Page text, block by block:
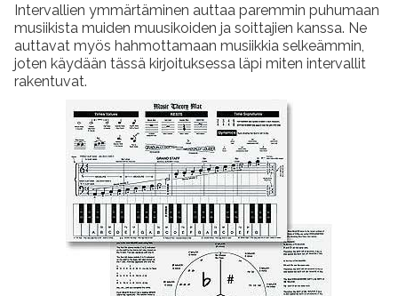
Intervallien ymmärtäminen auttaa paremmin puhumaan
musiikista muiden muusikoiden ja soittajien kanssa. Ne
auttavat myös hahmottamaan musiikkia selkeämmin,
joten käydään tässä kirjoituksessa läpi miten intervallit
rakentuvat.